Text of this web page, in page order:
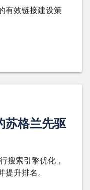
有效链接建设策
苏格兰先驱
搜索引擎优化，
升排名。